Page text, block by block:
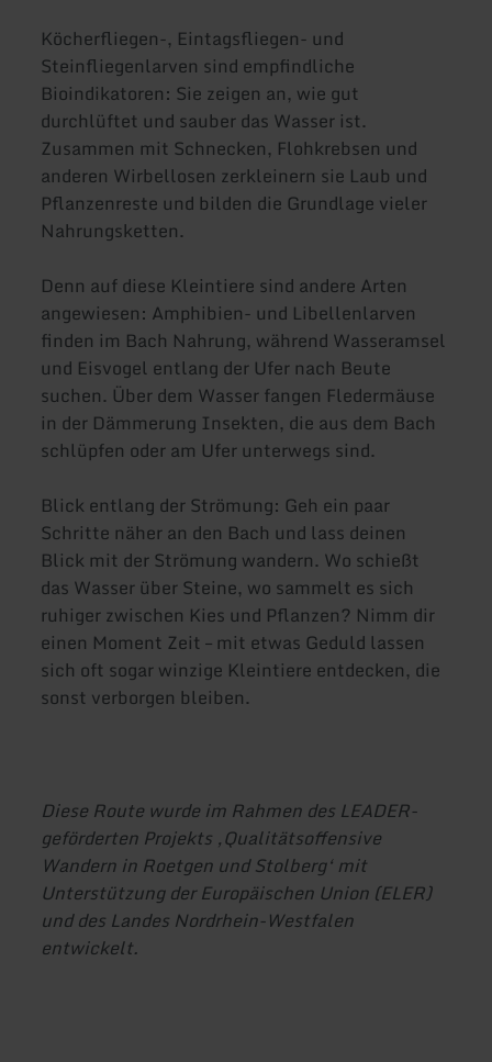
Köcherfliegen-, Eintagsfliegen- und
Steinfliegenlarven sind empfindliche
Bioindikatoren: Sie zeigen an, wie gut
durchlüftet und sauber das Wasser ist.
Zusammen mit Schnecken, Flohkrebsen und
anderen Wirbellosen zerkleinern sie Laub und
Pflanzenreste und bilden die Grundlage vieler
Nahrungsketten.
Denn auf diese Kleintiere sind andere Arten
angewiesen: Amphibien- und Libellenlarven
finden im Bach Nahrung, während Wasseramsel
und Eisvogel entlang der Ufer nach Beute
suchen. Über dem Wasser fangen Fledermäuse
in der Dämmerung Insekten, die aus dem Bach
schlüpfen oder am Ufer unterwegs sind.
Blick entlang der Strömung: Geh ein paar
Schritte näher an den Bach und lass deinen
Blick mit der Strömung wandern. Wo schießt
das Wasser über Steine, wo sammelt es sich
ruhiger zwischen Kies und Pflanzen? Nimm dir
einen Moment Zeit – mit etwas Geduld lassen
sich oft sogar winzige Kleintiere entdecken, die
sonst verborgen bleiben.
Diese Route wurde im Rahmen des LEADER-
geförderten Projekts ‚Qualitätsoffensive
Wandern in Roetgen und Stolberg‘ mit
Unterstützung der Europäischen Union (ELER)
und des Landes Nordrhein-Westfalen
entwickelt.